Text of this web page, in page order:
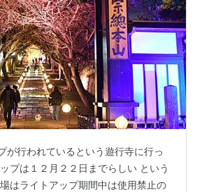
が行われているという遊行寺に行っ
プは１２月２２日までらしい という
はライトアップ期間中は使用禁止の